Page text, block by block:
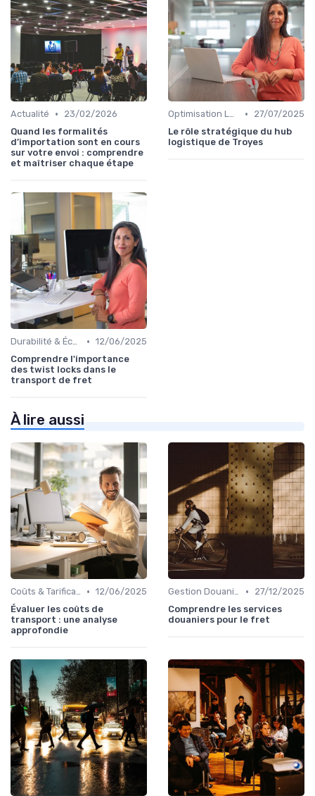
Actualité •
23/02/2026
Quand les formalités
d’importation sont en cours
sur votre envoi : comprendre
et maîtriser chaque étape
Optimisation Logistique •
27/07/2025
Le rôle stratégique du hub
logistique de Troyes
Durabilité & Écologie • 12/06/2025
Comprendre l'importance
des twist locks dans le
transport de fret
À lire aussi
Coûts & Tarification • 12/06/2025
Évaluer les coûts de
transport : une analyse
approfondie
Gestion Douanière •
27/12/2025
Comprendre les services
douaniers pour le fret